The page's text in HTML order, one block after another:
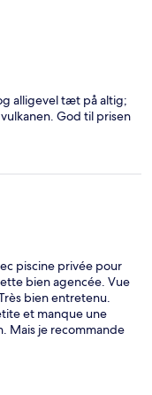
alligevel tæt på altig;
God til prisen
piscine privée pour
bien agencée. Vue
bien entretenu.
et manque une
Mais je recommande